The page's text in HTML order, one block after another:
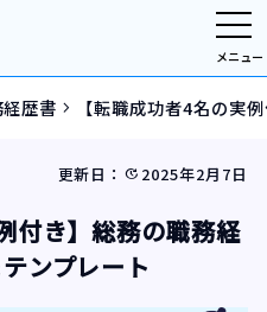
メニュー
歴書 navigate_next 【転職成功者4名の実
更新日： update 2025年2月7日
付き】総務の職務経
ンプレート